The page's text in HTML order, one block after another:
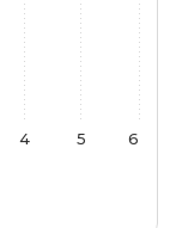
4 5 6